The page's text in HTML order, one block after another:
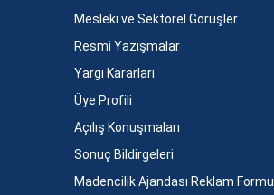
Mesleki ve Sektörel Görüşler
Resmi Yazışmalar
Yargı Kararları
Üye Profili
Açılış Konuşmaları
Sonuç Bildirgeleri
Madencilik Ajandası Reklam Formu